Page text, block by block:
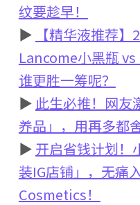
纹要趁早！
▶
【精华液推荐】
Lancome小黑瓶 vs
谁更胜一筹呢？
▶ 此生必推！网友
养品」，用再多都
▶ 开启省钱计划！
装IG店铺」，无痛
Cosmetics！